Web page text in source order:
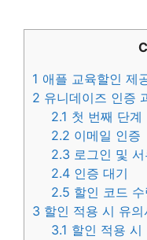
1 애플 교육할인 제
2 유니데이즈 인증
2.1 첫 번째 단계
2.2 이메일 인증
2.3 로그인 및
2.4 인증 대기
2.5 할인 코드 수
3 할인 적용 시 유의
3.1 할인 적용 시